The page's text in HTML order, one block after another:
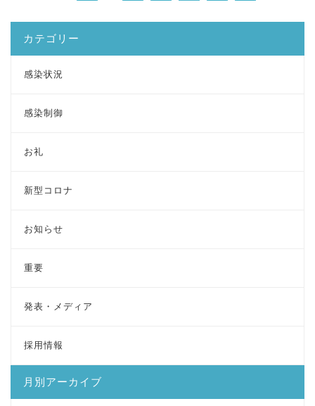
カテゴリー
感染状況
感染制御
お礼
新型コロナ
お知らせ
重要
発表・メディア
採用情報
月別アーカイブ